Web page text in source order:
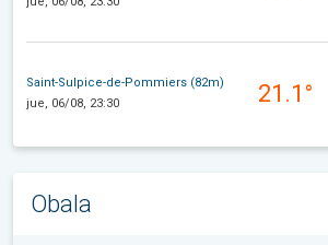
Saint-Sulpice-de-Pommiers (82m)
jue, 06/08, 23:30
21.1°
Obala